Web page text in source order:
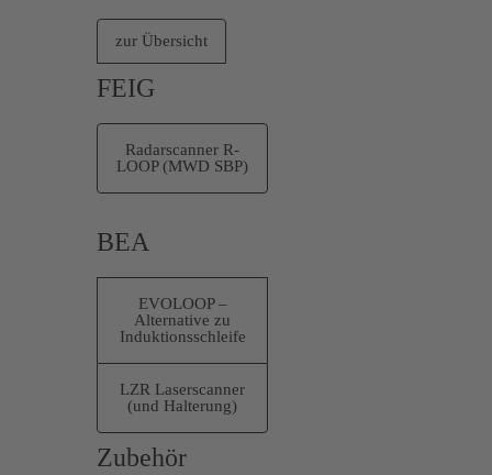
zur Übersicht
FEIG
Radarscanner R-
LOOP (MWD SBP)
BEA
EVOLOOP –
Alternative zu
Induktionsschleife
LZR Laserscanner
(und Halterung)
Zubehör